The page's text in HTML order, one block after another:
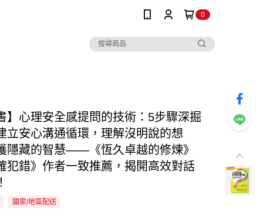
0
】心理安全感提問的技術：5步驟深掘
立安心溝通循環，理解沒明說的想
隱藏的智慧——《恆久卓越的修煉》
犯錯》作者一致推薦，揭開高效對話
國家/地區配送